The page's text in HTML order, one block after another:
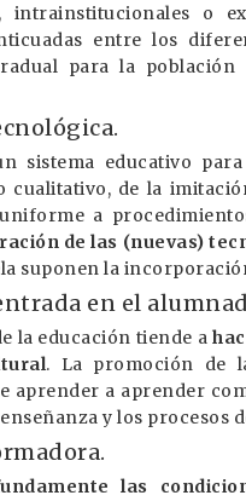
intrainstitucionales o
entre los
para la población
sistema educativo
cualitativo, de la
a
de las (nuevas)
suponen la
en el
la educación tiende a
. La promoción de
aprender a aprender
y los procesos
las